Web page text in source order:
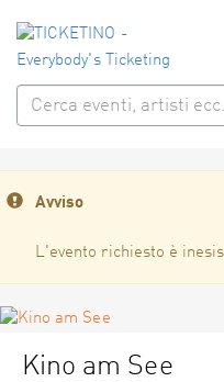
Avviso
L'evento richiesto è
Kino am See